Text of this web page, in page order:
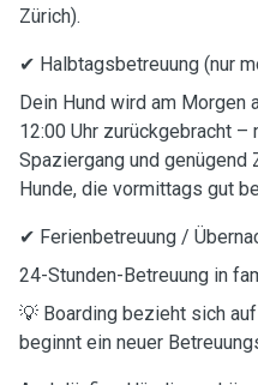
Zürich).
✔ Halbtagsbetreuung (nur
Dein Hund wird am
12:00 Uhr zurückgebracht
Spaziergang und genügend
Hunde, die vormittags gut
✔ Ferienbetreuung /
24-Stunden-Betreuung in
💡 Boarding bezieht sich
beginnt ein neuer